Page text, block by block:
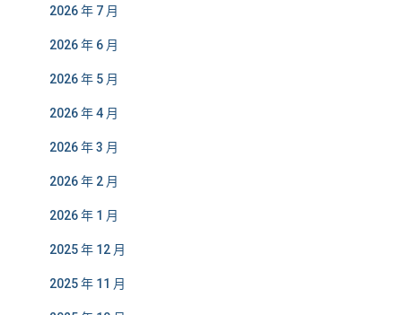
2026 年 7 月
2026 年 6 月
2026 年 5 月
2026 年 4 月
2026 年 3 月
2026 年 2 月
2026 年 1 月
2025 年 12 月
2025 年 11 月